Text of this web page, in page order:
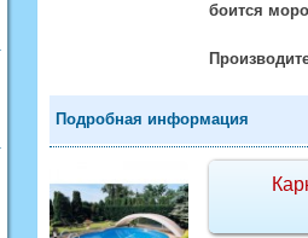
боится
Подробная информация